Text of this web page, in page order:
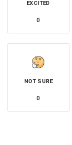
EXCITED
0
NOT SURE
0